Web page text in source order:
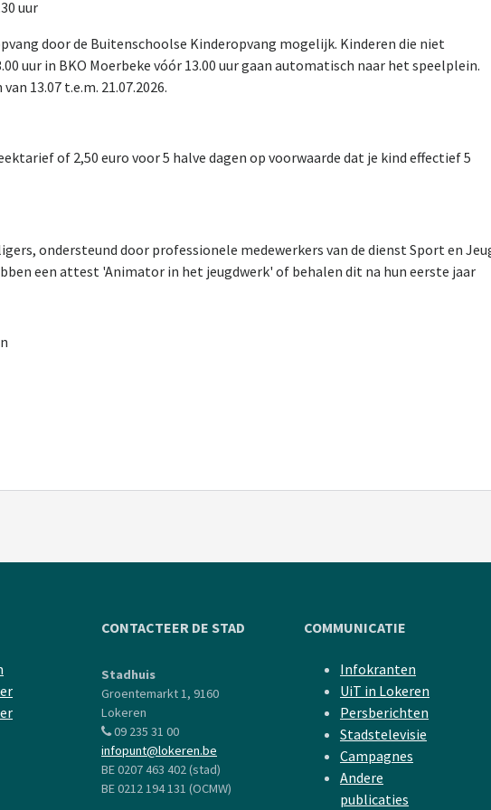
uur
door de Buitenschoolse Kinderopvang mogelijk. Kinderen die niet
uur in BKO Moerbeke vóór 13.00 uur gaan automatisch naar het speelplein.
13.07 t.e.m. 21.07.2026.
of 2,50 euro voor 5 halve dagen op voorwaarde dat je kind effectief 5
ondersteund door professionele medewerkers van de dienst Sport en
een attest 'Animator in het jeugdwerk' of behalen dit na hun eerste jaar
CONTACTEER DE STAD
Stadhuis
Groentemarkt 1, 9160
Lokeren
09 235 31 00
infopunt@lokeren.be
BE 0207 463 402 (stad)
BE 0212 194 131 (OCMW)
COMMUNICATIE
Infokranten
UiT in Lokeren
Persberichten
Stadstelevisie
Campagnes
Andere
publicaties